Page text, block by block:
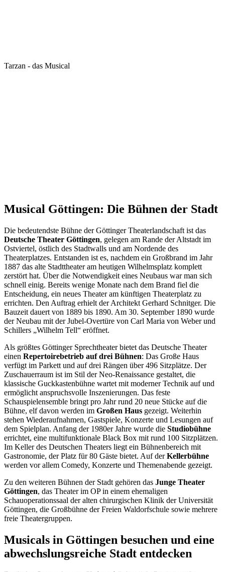
Tarzan - das Musical
Musical Göttingen: Die Bühnen der Stadt
Die bedeutendste Bühne der Göttinger Theaterlandschaft ist das
Deutsche Theater Göttingen, gelegen am Rande der Altstadt im
Ostviertel, östlich des Stadtwalls und am Nordende des
Theaterplatzes. Entstanden ist es, nachdem ein Großbrand im Jahr
1887 das alte Stadttheater am heutigen Wilhelmsplatz komplett
zerstört hat. Über die Notwendigkeit eines Neubaus war man sich
schnell einig. Bereits wenige Monate nach dem Brand fiel die
Entscheidung, ein neues Theater am künftigen Theaterplatz zu
errichten. Den Auftrag erhielt der Architekt Gerhard Schnitger. Die
Bauzeit dauert von 1889 bis 1890. Am 30. September 1890 wurde
der Neubau mit der Jubel-Overtüre von Carl Maria von Weber und
Schillers „Wilhelm Tell“ eröffnet.
Als größtes Göttinger Sprechtheater bietet das Deutsche Theater
einen Repertoirebetrieb auf drei Bühnen: Das Große Haus
verfügt im Parkett und auf drei Rängen über 496 Sitzplätze. Der
Zuschauerraum ist im Stil der Neo-Renaissance gestaltet, die
klassische Guckkastenbühne wartet mit moderner Technik auf und
ermöglicht anspruchsvolle Inszenierungen. Das feste
Schauspielensemble bringt pro Jahr rund 20 neue Stücke auf die
Bühne, elf davon werden im Großen Haus gezeigt. Weiterhin
stehen Wiederaufnahmen, Gastspiele, Konzerte und Lesungen auf
dem Spielplan. Anfang der 1980er Jahre wurde die Studiobühne
errichtet, eine multifunktionale Black Box mit rund 100 Sitzplätzen.
Im Keller des Deutschen Theaters liegt ein Bühnenbereich mit
Gastronomie, der Platz für 80 Gäste bietet. Auf derKellerbühne
werden vor allem Comedy, Konzerte und Themenabende gezeigt.
Zu den weiteren Bühnen der Stadt gehören das Junge Theater
Göttingen, das Theater im OP in einem ehemaligen
Schauoperationssaal der alten chirurgischen Klinik der Universität
Göttingen, die Großbühne der Freien Waldorfschule sowie mehrere
freie Theatergruppen.
Musicals in Göttingen besuchen und eine
abwechslungsreiche Stadt entdecken